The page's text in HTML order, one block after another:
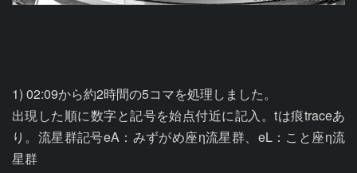
1) 02:09から約2時間の5コマを処理しました。
出現した順に数字と記号を始点付近に記入。tは痕traceあ
り。流星群記号eA：みずがめ座η流星群、eL：こと座η流